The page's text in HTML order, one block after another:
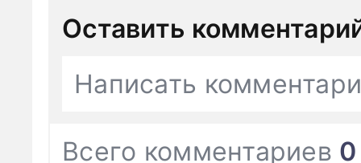
Оставить
Написать
Всего комментариев 0